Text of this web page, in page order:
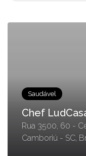
Saudável
Chef
Rua 3500, 60 -
Camboriú - SC,